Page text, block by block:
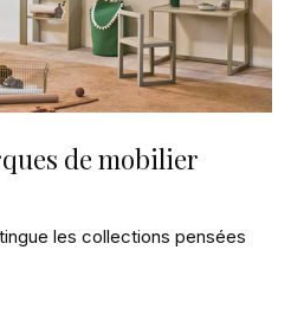
de mobilier
les collections pensées